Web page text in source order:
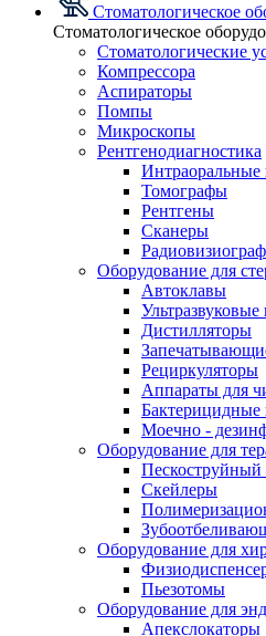
Стоматологическое
Стоматологическое
Стоматологические
Компрессора
Аспираторы
Помпы
Микроскопы
Рентгенодиагностика
Интраоральные
Томографы
Рентгены
Сканеры
Оборудование для
Автоклавы
Дистилляторы
Рециркуляторы
Аппараты для
Бактерицидные
Моечно -
Оборудование для
Пескоструйный
Скейлеры
Оборудование для
Пьезотомы
Оборудование для
Апекслокаторы